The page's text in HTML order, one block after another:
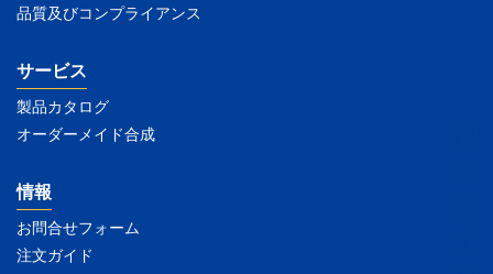
品質及びコンプライアンス
サービス
製品カタログ
オーダーメイド合成
情報
お問合せフォーム
注文ガイド